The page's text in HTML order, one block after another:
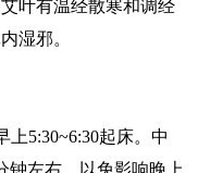
叶有温经散寒和调经
湿邪。
上5:30~6:30起床。中
钟左右，以免影响晚上